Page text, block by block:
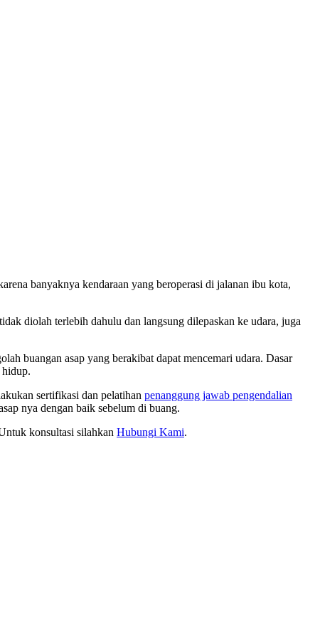
banyaknya kendaraan yang beroperasi di jalanan ibu kota,
diolah terlebih dahulu dan langsung dilepaskan ke udara, juga
buangan asap yang berakibat dapat mencemari udara. Dasar
sertifikasi dan pelatihan penanggung jawab pengendalian
nya dengan baik sebelum di buang.
konsultasi silahkan Hubungi Kami.